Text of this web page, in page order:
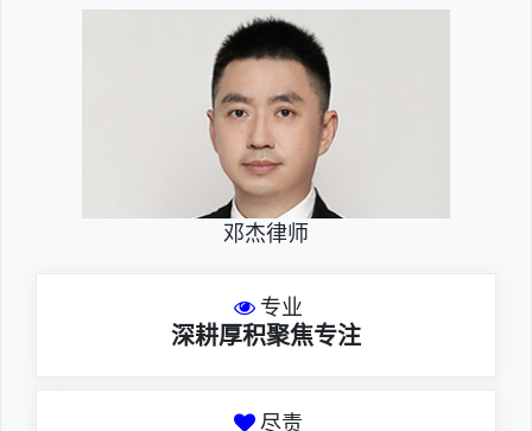
邓杰律师
专业
深耕厚积聚焦专注
尽责